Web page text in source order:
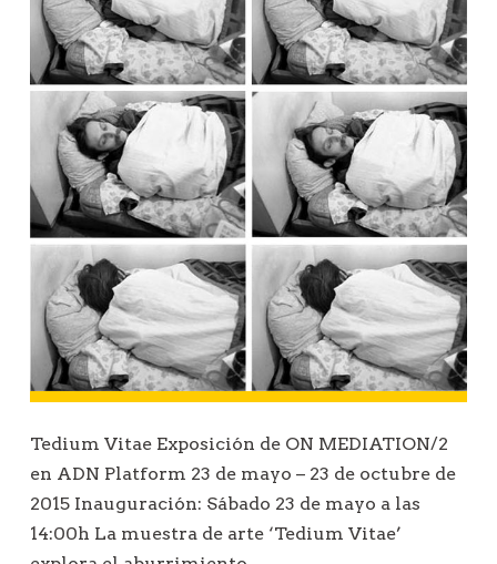
Tedium Vitae Exposición de ON MEDIATION/2
en ADN Platform 23 de mayo – 23 de octubre de
2015 Inauguración: Sábado 23 de mayo a las
14:00h La muestra de arte ‘Tedium Vitae’